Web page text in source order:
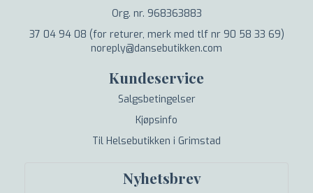
Org. nr. 968363883
37 04 94 08 (for returer, merk med tlf nr 90 58 33 69)
noreply@dansebutikken.com
Kundeservice
Salgsbetingelser
Kjøpsinfo
Til Helsebutikken i Grimstad
Nyhetsbrev